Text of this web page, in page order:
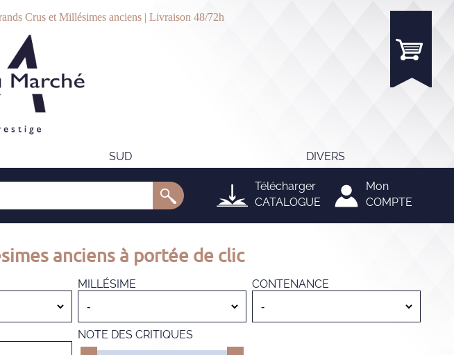
Crus et Millésimes anciens | Livraison 48/72h
SUD DIVERS
Télécharger
CATALOGUE
Mon
COMPTE
anciens à portée de clic
MILLÉSIME CONTENANCE
NOTE DES CRITIQUES